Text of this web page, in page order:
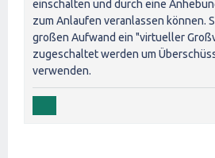
einschalten und durch eine
zum Anlaufen veranlassen können.
großen Aufwand ein "virtueller
zugeschaltet werden um
verwenden.